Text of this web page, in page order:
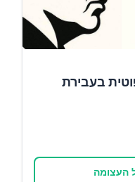
בעבירת
העצומה